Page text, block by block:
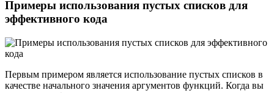
Примеры использования пустых списков для
эффективного кода
Первым примером является использование пустых списков в
качестве начального значения аргументов функций. Когда вы